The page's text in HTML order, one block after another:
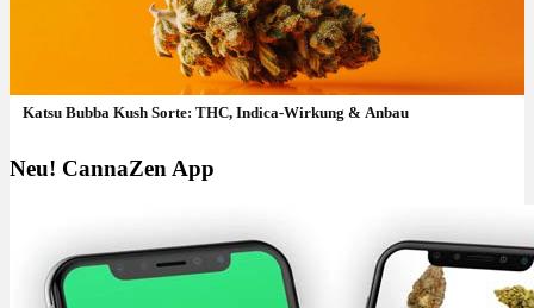
Katsu Bubba Kush Sorte: THC, Indica-Wirkung & Anbau
Neu! CannaZen App